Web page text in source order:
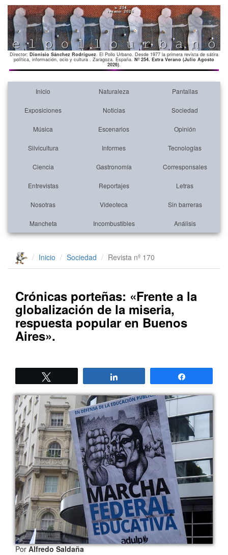
Director: Dionisio Sánchez Rodríguez. El Pollo Urbano. Desde 1977 la primera revista de sátira
política, información, ocio y cultura . Zaragoza. España. Nº 254. Extra Verano (Julio Agosto
2026).
Inicio Naturaleza Pantallas
Exposiciones Noticias Sociedad
Música Escenarios Opinión
Silvicultura Informes Tecnologías
Ciencia Gastronomía Corresponsales
Entrevistas Reportajes Letras
Nosotras Videoteca Sin barreras
Mancheta Incombustibles Análisis
Inicio Sociedad Revista nº 170
Crónicas porteñas: «Frente a la
globalización de la miseria,
respuesta popular en Buenos
Aires».
PorAlfredo Saldaña